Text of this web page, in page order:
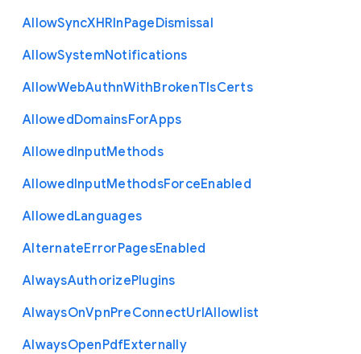
AllowSyncXHRInPageDismissal
AllowSystemNotifications
AllowWebAuthnWithBrokenTlsCerts
AllowedDomainsForApps
AllowedInputMethods
AllowedInputMethodsForceEnabled
AllowedLanguages
AlternateErrorPagesEnabled
AlwaysAuthorizePlugins
AlwaysOnVpnPreConnectUrlAllowlist
AlwaysOpenPdfExternally